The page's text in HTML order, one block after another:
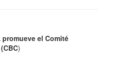
promueve el Comité
)